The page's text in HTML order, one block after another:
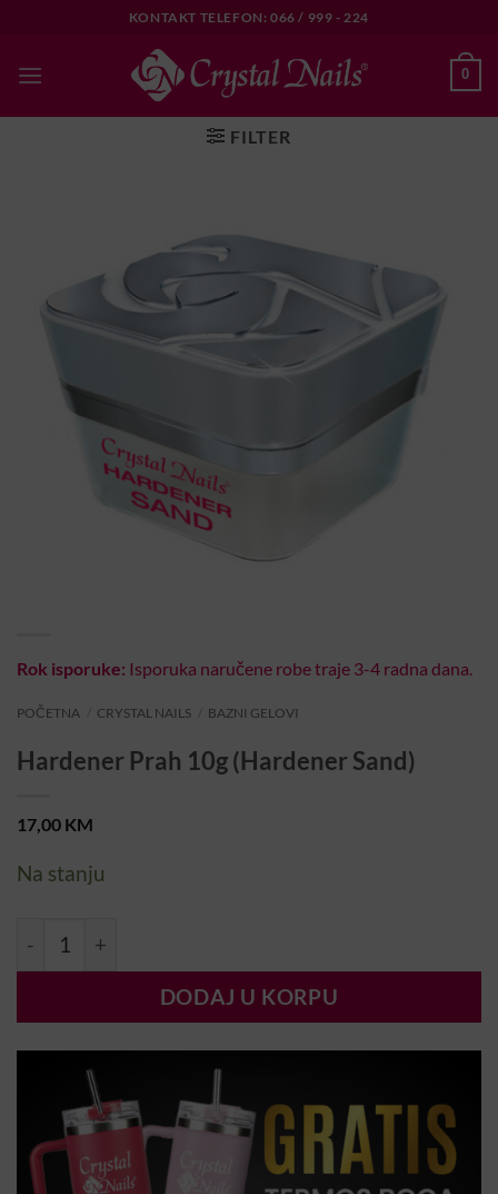
content
KONTAKT TELEFON: 066 / 999 - 224
0
FILTER
Rok isporuke: Isporuka naručene robe traje 3-4 radna dana.
POČETNA CRYSTAL NAILS BAZNI GELOVI
Hardener Prah 10g (Hardener Sand)
17,00 KM
Na stanju
Hardener Prah 10g (Hardener Sand) količina
DODAJ U KORPU